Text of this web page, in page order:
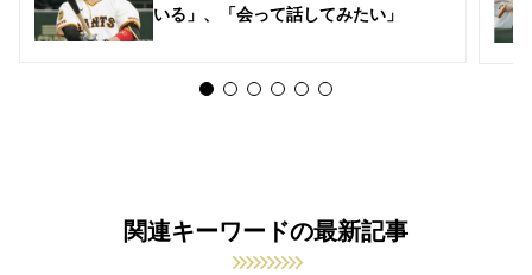
いる」、「会って話してみたい」
関連キーワードの最新記事